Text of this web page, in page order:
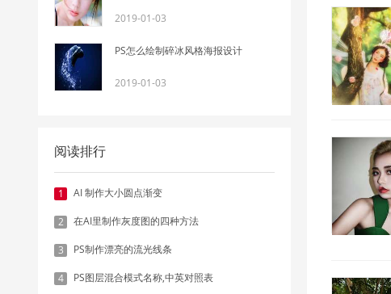
2019-01-03
PS怎么绘制碎冰风格海报设计
2019-01-03
阅读排行
1 AI 制作大小圆点渐变
2 在AI里制作灰度图的四种方法
3 PS制作漂亮的流光线条
4 PS图层混合模式名称,中英对照表